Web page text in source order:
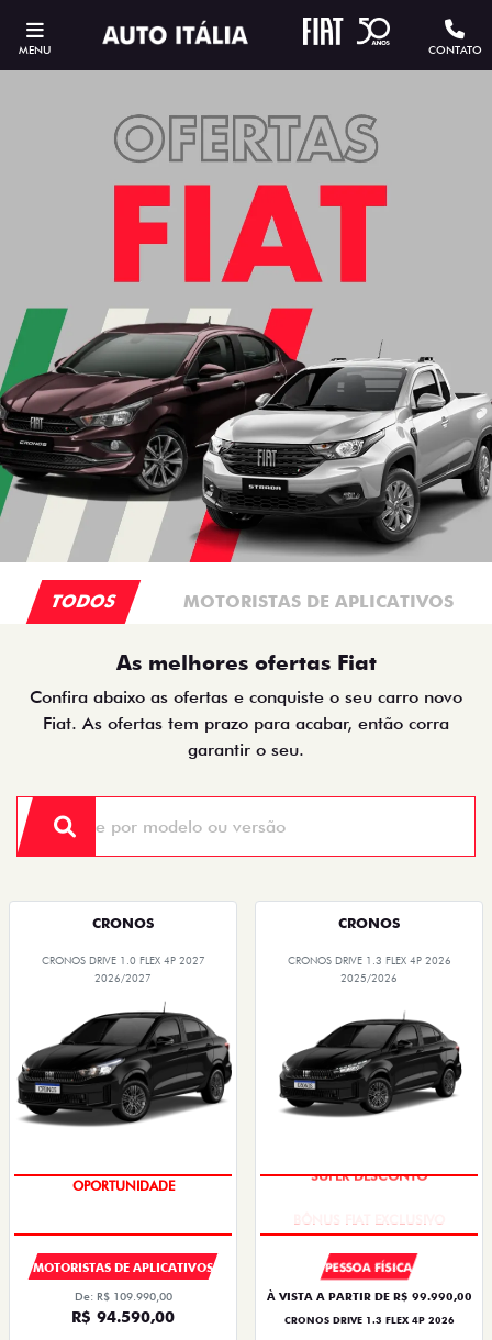
MENU CONTATO
TODOS MOTORISTAS DE APLICATIVOS
As melhores ofertas Fiat
Confira abaixo as ofertas e conquiste o seu carro novo
Fiat. As ofertas tem prazo para acabar, então corra
garantir o seu.
CRONOS
CRONOS DRIVE 1.0 FLEX 4P 2027
2026/2027
OPORTUNIDADE
MOTORISTAS DE APLICATIVOS
De: R$ 109.990,00
R$ 94.590,00
CRONOS
CRONOS DRIVE 1.3 FLEX 4P 2026
2025/2026
SUPER DESCONTO
PESSOA FÍSICA
À VISTA A PARTIR DE R$ 99.990,00
CRONOS DRIVE 1.3 FLEX 4P 2026